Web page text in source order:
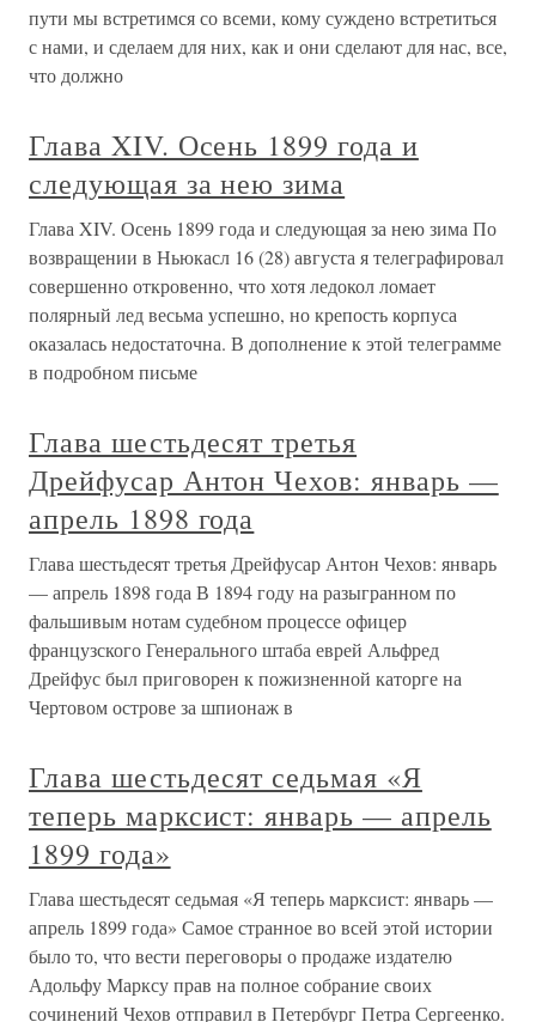
пути мы встретимся со всеми, кому суждено встретиться
с нами, и сделаем для них, как и они сделают для нас, все,
что должно
Глава XIV. Осень 1899 года и
следующая за нею зима
Глава XIV. Осень 1899 года и следующая за нею зима По
возвращении в Ньюкасл 16 (28) августа я телеграфировал
совершенно откровенно, что хотя ледокол ломает
полярный лед весьма успешно, но крепость корпуса
оказалась недостаточна. В дополнение к этой телеграмме
в подробном письме
Глава шестьдесят третья
Дрейфусар Антон Чехов: январь —
апрель 1898 года
Глава шестьдесят третья Дрейфусар Антон Чехов: январь
— апрель 1898 года В 1894 году на разыгранном по
фальшивым нотам судебном процессе офицер
французского Генерального штаба еврей Альфред
Дрейфус был приговорен к пожизненной каторге на
Чертовом острове за шпионаж в
Глава шестьдесят седьмая «Я
теперь марксист: январь — апрель
1899 года»
Глава шестьдесят седьмая «Я теперь марксист: январь —
апрель 1899 года» Самое странное во всей этой истории
было то, что вести переговоры о продаже издателю
Адольфу Марксу прав на полное собрание своих
сочинений Чехов отправил в Петербург Петра Сергеенко.